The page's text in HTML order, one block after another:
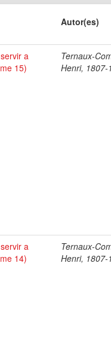
Autor(es)
a
15)
Ternaux-
Henri, 1807-
a
14)
Ternaux-
Henri, 1807-